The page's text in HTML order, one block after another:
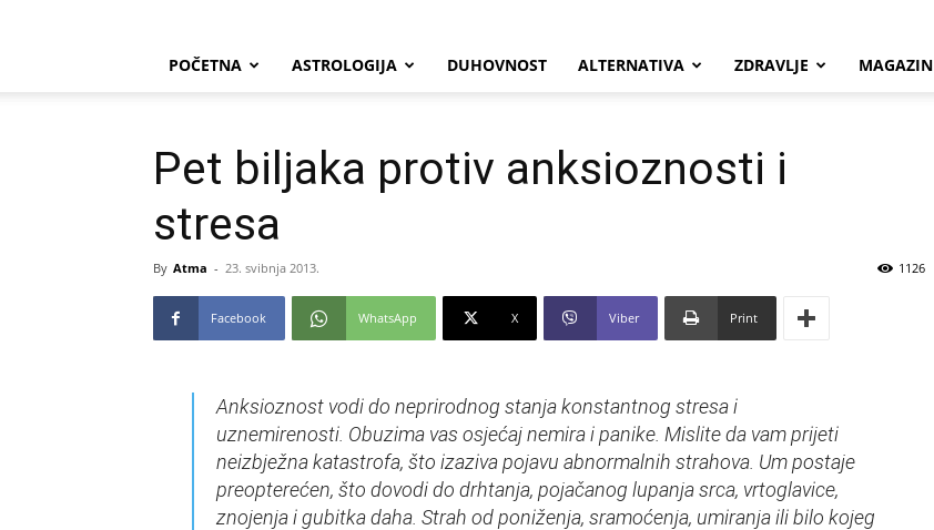
POČETNA ASTROLOGIJA DUHOVNOST ALTERNATIVA ZDRAVLJE MAGAZIN
Pet biljaka protiv anksioznosti i
stresa
By Atma - 23. svibnja 2013. 1126
Facebook WhatsApp X Viber Print
Anksioznost vodi do neprirodnog stanja konstantnog stresa i
uznemirenosti. Obuzima vas osjećaj nemira i panike. Mislite da vam prijeti
neizbježna katastrofa, što izaziva pojavu abnormalnih strahova. Um postaje
preopterećen, što dovodi do drhtanja, pojačanog lupanja srca, vrtoglavice,
znojenja i gubitka daha. Strah od poniženja, sramoćenja, umiranja ili bilo kojeg